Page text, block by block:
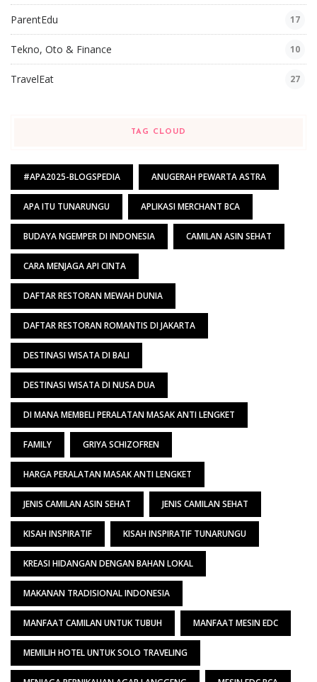
ParentEdu 17
Tekno, Oto & Finance 10
TravelEat 27
TAG CLOUD
#APA2025-BLOGSPEDIA ANUGERAH PEWARTA ASTRA
APA ITU TUNARUNGU APLIKASI MERCHANT BCA
BUDAYA NGEMPER DI INDONESIA CAMILAN ASIN SEHAT
CARA MENJAGA API CINTA
DAFTAR RESTORAN MEWAH DUNIA
DAFTAR RESTORAN ROMANTIS DI JAKARTA
DESTINASI WISATA DI BALI
DESTINASI WISATA DI NUSA DUA
DI MANA MEMBELI PERALATAN MASAK ANTI LENGKET
FAMILY GRIYA SCHIZOFREN
HARGA PERALATAN MASAK ANTI LENGKET
JENIS CAMILAN ASIN SEHAT JENIS CAMILAN SEHAT
KISAH INSPIRATIF KISAH INSPIRATIF TUNARUNGU
KREASI HIDANGAN DENGAN BAHAN LOKAL
MAKANAN TRADISIONAL INDONESIA
MANFAAT CAMILAN UNTUK TUBUH MANFAAT MESIN EDC
MEMILIH HOTEL UNTUK SOLO TRAVELING